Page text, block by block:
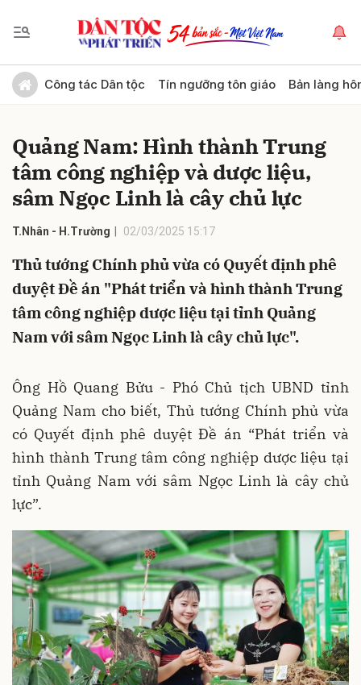
Công tác Dân tộc Tín ngưỡng tôn giáo Bản làng
Quảng Nam: Hình thành Trung
tâm công nghiệp và dược liệu,
sâm Ngọc Linh là cây chủ lực
T.Nhân - H.Trường 02/03/2025 15:17
Thủ tướng Chính phủ vừa có Quyết định phê
duyệt Đề án "Phát triển và hình thành Trung
tâm công nghiệp dược liệu tại tỉnh Quảng
Nam với sâm Ngọc Linh là cây chủ lực".
Ông Hồ Quang Bửu - Phó Chủ tịch UBND tỉnh
Quảng Nam cho biết, Thủ tướng Chính phủ vừa
có Quyết định phê duyệt Đề án “Phát triển và
hình thành Trung tâm công nghiệp dược liệu tại
tỉnh Quảng Nam với sâm Ngọc Linh là cây chủ
lực”.
Gửi bình luận